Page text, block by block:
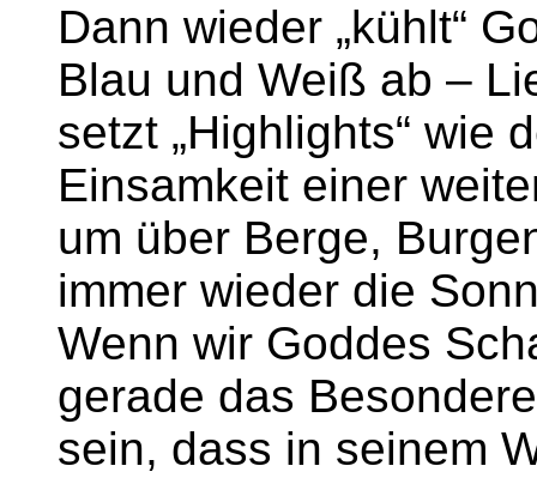
Dann wieder „kühlt“
Blau und Weiß ab –
setzt „Highlights“ wie
Einsamkeit einer
um über Berge,
immer wieder die
Wenn wir Goddes
gerade das
sein, dass in seinem